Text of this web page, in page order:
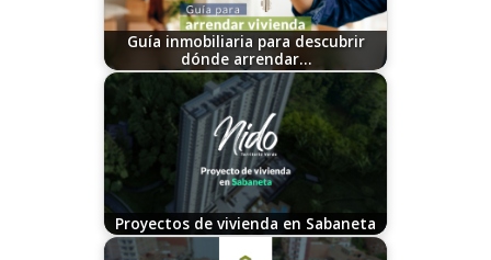
Guía inmobiliaria para descubrir
dónde arrendar…
08/23/2023
Proyectos de vivienda en Sabaneta
09/29/2023